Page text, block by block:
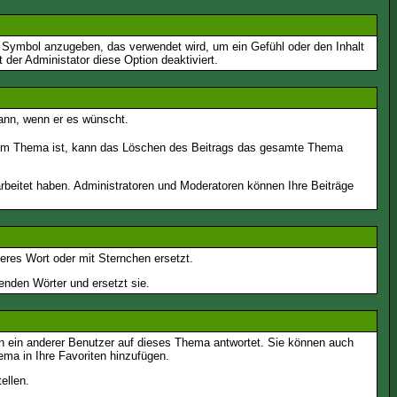
anzugeben, das verwendet wird, um ein Gefühl oder den Inhalt
Administator diese Option deaktiviert.
wenn er es wünscht.
Thema ist, kann das Löschen des Beitrags das gesamte Thema
haben. Administratoren und Moderatoren können Ihre Beiträge
Wort oder mit Sternchen ersetzt.
Wörter und ersetzt sie.
anderer Benutzer auf dieses Thema antwortet. Sie können auch
in Ihre Favoriten hinzufügen.